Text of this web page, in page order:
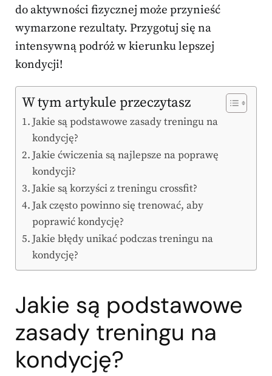
do aktywności fizycznej może przynieść
wymarzone rezultaty. Przygotuj się na
intensywną podróż w kierunku lepszej
kondycji!
W tym artykule przeczytasz
Jakie są podstawowe zasady treningu na
kondycję?
Jakie ćwiczenia są najlepsze na poprawę
kondycji?
Jakie są korzyści z treningu crossfit?
Jak często powinno się trenować, aby
poprawić kondycję?
Jakie błędy unikać podczas treningu na
kondycję?
Jakie są podstawowe
zasady treningu na
kondycję?